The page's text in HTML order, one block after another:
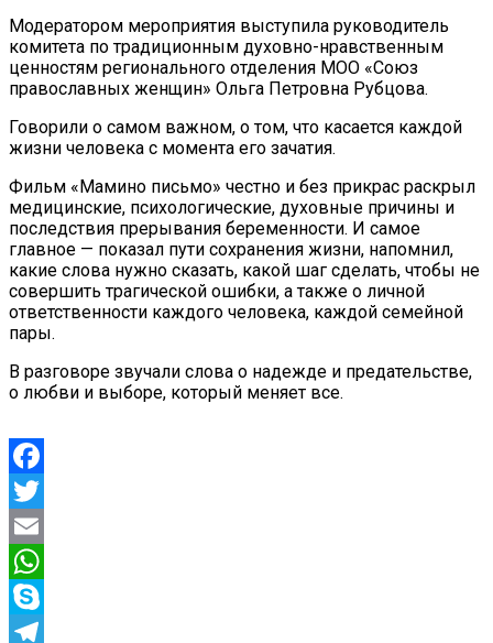
Модератором мероприятия выступила руководитель
комитета по традиционным духовно-нравственным
ценностям регионального отделения МОО «Союз
православных женщин» Ольга Петровна Рубцова.
Говорили о самом важном, о том, что касается каждой
жизни человека с момента его зачатия.
Фильм «Мамино письмо» честно и без прикрас раскрыл
медицинские, психологические, духовные причины и
последствия прерывания беременности. И самое
главное — показал пути сохранения жизни, напомнил,
какие слова нужно сказать, какой шаг сделать, чтобы не
совершить трагической ошибки, а также о личной
ответственности каждого человека, каждой семейной
пары.
В разговоре звучали слова о надежде и предательстве,
о любви и выборе, который меняет все.
Facebook
Twitter
Email
WhatsApp
Skype